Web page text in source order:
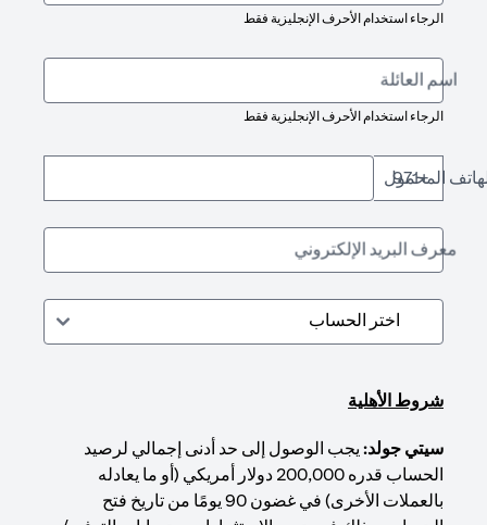
الرجاء استخدام الأحرف الإنجليزية فقط
الرجاء استخدام الأحرف الإنجليزية فقط
اسم العائلة
+971
المحمول
معرف البريد الإلكتروني
شروط الأهلية
سيتي جولد: يجب الوصول إلى حد أدنى إجمالي لرصيد
الحساب قدره 200,000 دولار أمريكي (أو ما يعادله
بالعملات الأخرى) في غضون 90 يومًا من تاريخ فتح